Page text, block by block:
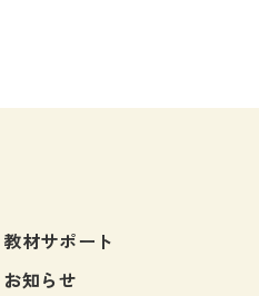
ン
教材サポート
お知らせ